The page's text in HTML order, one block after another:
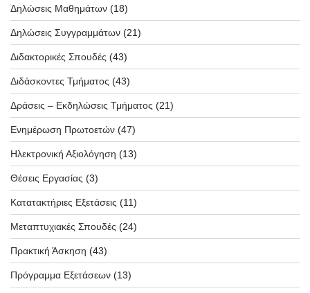
Δηλώσεις Μαθημάτων (18)
Δηλώσεις Συγγραμμάτων (21)
Διδακτορικές Σπουδές (43)
Διδάσκοντες Τμήματος (43)
Δράσεις – Εκδηλώσεις Τμήματος (21)
Ενημέρωση Πρωτοετών (47)
Ηλεκτρονική Αξιολόγηση (13)
Θέσεις Εργασίας (3)
Κατατακτήριες Εξετάσεις (11)
Μεταπτυχιακές Σπουδές (24)
Πρακτική Άσκηση (43)
Πρόγραμμα Εξετάσεων (13)